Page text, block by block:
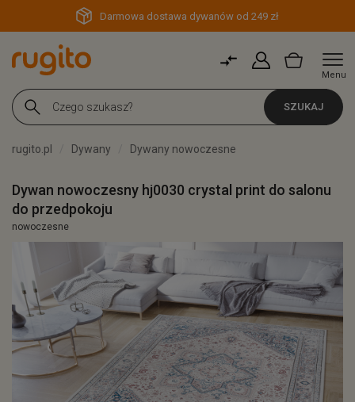
Darmowa dostawa dywanów od 249 zł
Menu
SZUKAJ
rugito.pl Dywany Dywany nowoczesne
Dywan nowoczesny hj0030 crystal print do salonu
do przedpokoju
nowoczesne